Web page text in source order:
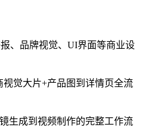
、品牌视觉、UI界面等商业设
觉大片+产品图到详情页全流
生成到视频制作的完整工作流